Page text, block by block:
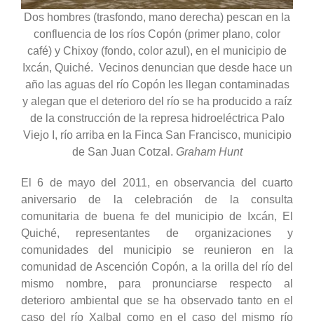
Dos hombres (trasfondo, mano derecha) pescan en la
confluencia de los ríos Copón (primer plano, color
café) y Chixoy (fondo, color azul), en el municipio de
Ixcán, Quiché. Vecinos denuncian que desde hace un
año las aguas del río Copón les llegan contaminadas
y alegan que el deterioro del río se ha producido a raíz
de la construcción de la represa hidroeléctrica Palo
Viejo I, río arriba en la Finca San Francisco, municipio
de San Juan Cotzal. Graham Hunt
El 6 de mayo del 2011, en observancia del cuarto
aniversario de la celebración de la consulta
comunitaria de buena fe del municipio de Ixcán, El
Quiché, representantes de organizaciones y
comunidades del municipio se reunieron en la
comunidad de Ascención Copón, a la orilla del río del
mismo nombre, para pronunciarse respecto al
deterioro ambiental que se ha observado tanto en el
caso del río Xalbal como en el caso del mismo río